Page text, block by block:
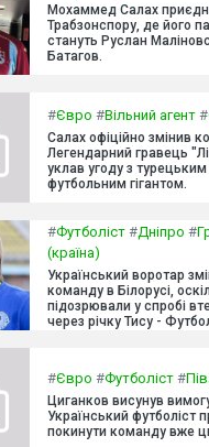
Мохаммед Салах
Трабзонспору, де його
стануть Руслан
Батагов.
#Євро #Вільний агент #
Салах офіційно змінив
Легендарний гравець
уклав угоду з турецьким
футбольним гігантом.
#Футболіст #Дніпро #
(країна)
Український воротар
команду в Білорусі,
підозрювали у спробі
через річку Тису -
#Євро #Футболіст #
Циганков висунув
Український футболіст
покинути команду вже